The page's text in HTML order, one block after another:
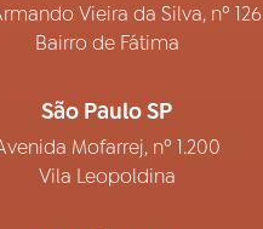
Vieira da Silva, nº 126
Bairro de Fátima
São Paulo SP
Mofarrej, nº 1.200
Vila Leopoldina